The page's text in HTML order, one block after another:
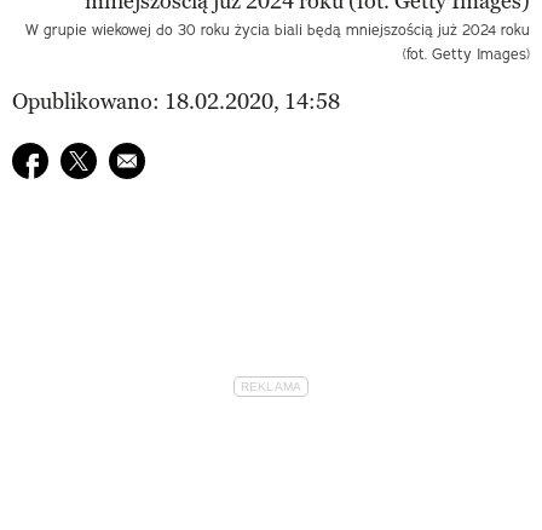
W grupie wiekowej do 30 roku życia biali będą mniejszością już 2024 roku
(fot. Getty Images)
Opublikowano: 18.02.2020, 14:58
Udostępnij na facebook
Udostępnij na twitter
E-mail do przyjaciela